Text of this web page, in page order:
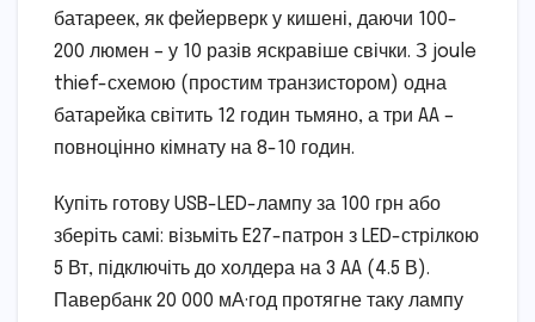
батареек, як фейерверк у кишені, даючи 100-
200 люмен – у 10 разів яскравіше свічки. З joule
thief-схемою (простим транзистором) одна
батарейка світить 12 годин тьмяно, а три AA –
повноцінно кімнату на 8-10 годин.
Купіть готову USB-LED-лампу за 100 грн або
зберіть самі: візьміть E27-патрон з LED-стрілкою
5 Вт, підключіть до холдера на 3 AA (4.5 В).
Павербанк 20 000 мА·год протягне таку лампу